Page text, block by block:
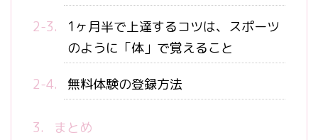
1ヶ月半で上達するコツは、スポーツ
のように「体」で覚えること
無料体験の登録方法
まとめ